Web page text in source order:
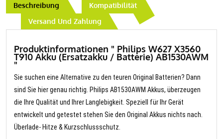
Beschreibung
Kompatibilität
Versand Und Zahlung
Produktinformationen " Philips W627 X3560
T910 Akku (Ersatzakku / Batterie) AB1530AWM
"
Sie suchen eine Alternative zu den teuren Original Batterien? Dann
sind Sie hier genau richtig. Philips AB1530AWM Akkus, überzeugen
die Ihre Qualität und Ihrer Langlebigkeit. Speziell für Ihr Gerät
entwickelt und getestet stehen Sie den Original Akkus nichts nach.
Überlade- Hitze & Kurzschlussschutz.